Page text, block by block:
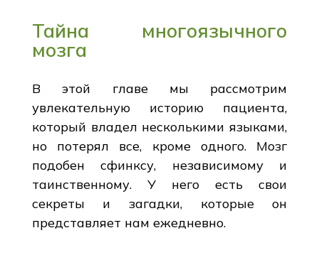
Тайна многоязычного
мозга
В этой главе мы рассмотрим
увлекательную историю пациента,
который владел несколькими языками,
но потерял все, кроме одного. Мозг
подобен сфинксу, независимому и
таинственному. У него есть свои
секреты и загадки, которые он
представляет нам ежедневно.